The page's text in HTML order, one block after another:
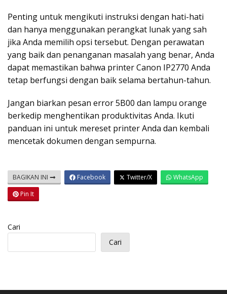
Penting untuk mengikuti instruksi dengan hati-hati
dan hanya menggunakan perangkat lunak yang sah
jika Anda memilih opsi tersebut. Dengan perawatan
yang baik dan penanganan masalah yang benar, Anda
dapat memastikan bahwa printer Canon IP2770 Anda
tetap berfungsi dengan baik selama bertahun-tahun.
Jangan biarkan pesan error 5B00 dan lampu orange
berkedip menghentikan produktivitas Anda. Ikuti
panduan ini untuk mereset printer Anda dan kembali
mencetak dokumen dengan sempurna.
BAGIKAN INI Facebook Twitter/X
WhatsApp
Pin It
Cari
Cari